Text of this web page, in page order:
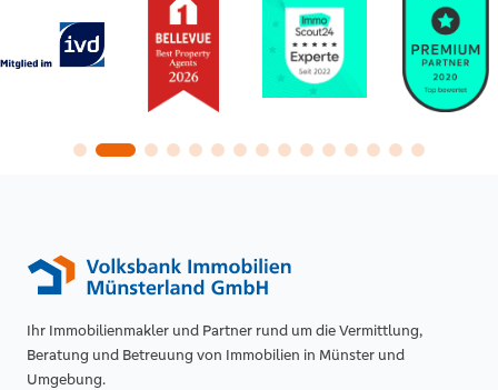
Ihr Immobilienmakler und Partner rund um die Vermittlung,
Beratung und Betreuung von Immobilien in Münster und
Umgebung.